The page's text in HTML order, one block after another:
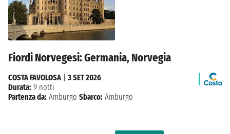
Fiordi Norvegesi: Germania, Norvegia
COSTA FAVOLOSA| 3 SET 2026
Durata: 9 notti
Partenza da: Amburgo Sbarco: Amburgo